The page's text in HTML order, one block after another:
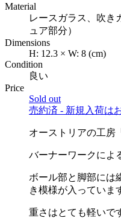
Material
レースガラス、吹き
ュア部分）
Dimensions
H: 12.3 × W: 8 (cm)
Condition
良い
Price
Sold out
売約済 - 新規入荷は
オーストリアの工房
バーナーワークによ
ボール部と脚部には
き模様が入っていま
重さはとても軽いで